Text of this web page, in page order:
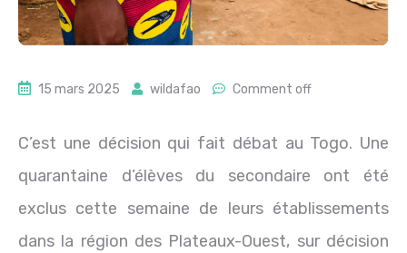
15 mars 2025 wildafao Comment off
C’est une décision qui fait débat au Togo. Une
quarantaine d’élèves du secondaire ont été
exclus cette semaine de leurs établissements
dans la région des Plateaux-Ouest, sur décision